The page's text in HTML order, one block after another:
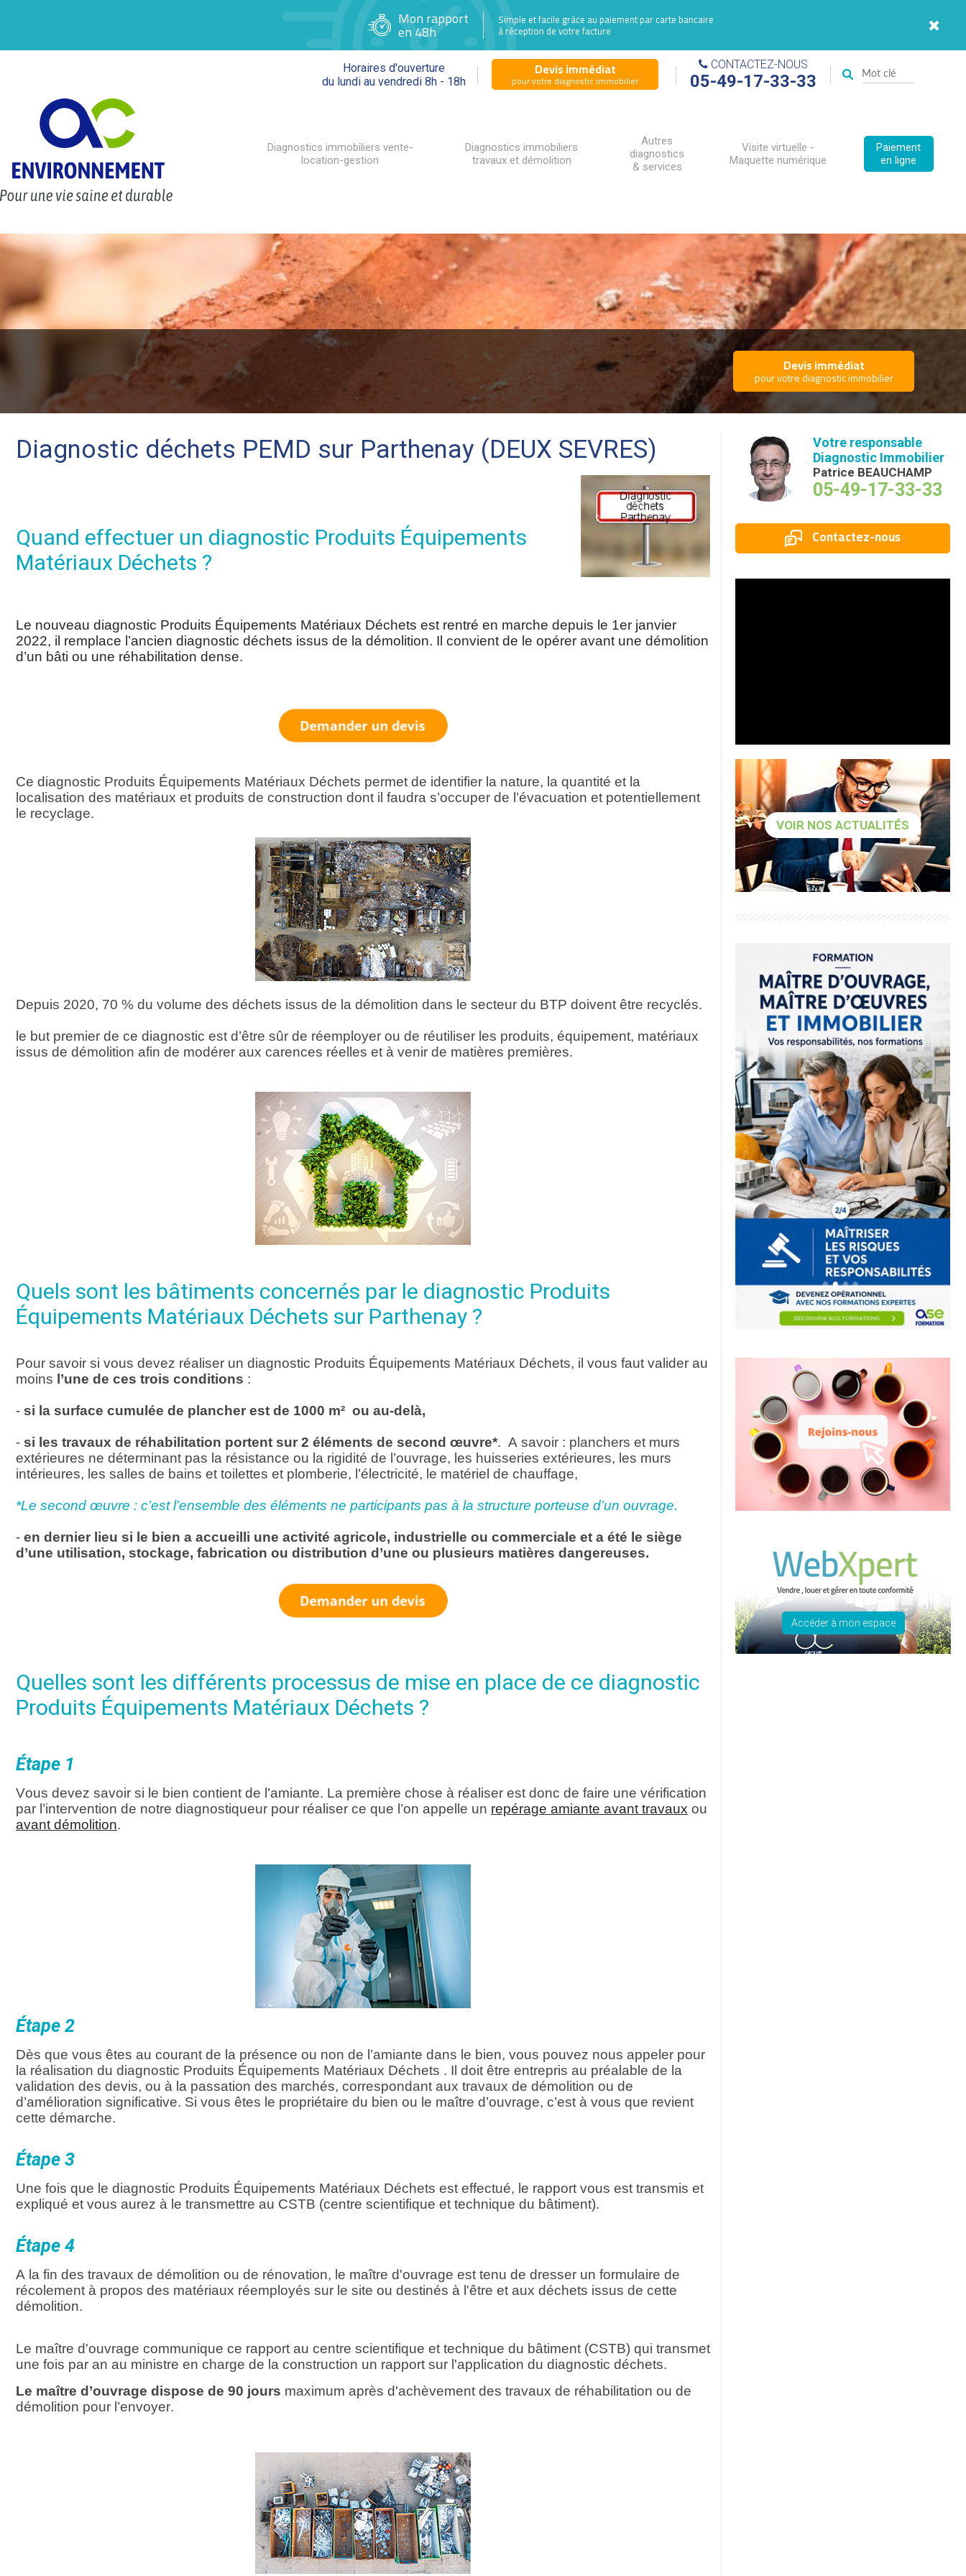
Mon rapport
en 48h
Simple et facile grâce au paiement par carte bancaire
à réception de votre facture
Horaires d'ouverture
du lundi au vendredi 8h - 18h
Devis immédiat
pour votre diagnostic immobilier
CONTACTEZ-NOUS
05-49-17-33-33
Diagnostics immobiliers vente-
location-gestion
Diagnostics immobiliers
travaux et démolition
Autres
diagnostics
& services
Visite virtuelle -
Maquette numérique
Paiement
en ligne
Devis immédiat
pour votre diagnostic immobilier
Diagnostic déchets PEMD sur Parthenay (DEUX SEVRES)
Quand effectuer un diagnostic Produits Équipements
Matériaux Déchets ?
Le nouveau diagnostic Produits Équipements Matériaux Déchets est rentré en marche depuis le 1er janvier
2022, il remplace l’ancien diagnostic déchets issus de la démolition. Il convient de le opérer avant une démolition
d’un bâti ou une réhabilitation dense.
Ce diagnostic Produits Équipements Matériaux Déchets permet de identifier la nature, la quantité et la
localisation des matériaux et produits de construction dont il faudra s’occuper de l’évacuation et potentiellement
le recyclage.
Depuis 2020, 70 % du volume des déchets issus de la démolition dans le secteur du BTP doivent être recyclés.
le but premier de ce diagnostic est d’être sûr de réemployer ou de réutiliser les produits, équipement, matériaux
issus de démolition afin de modérer aux carences réelles et à venir de matières premières.
Quels sont les bâtiments concernés par le diagnostic Produits
Équipements Matériaux Déchets sur Parthenay ?
Pour savoir si vous devez réaliser un diagnostic Produits Équipements Matériaux Déchets, il vous faut valider au
moins l’une de ces trois conditions :
- si la surface cumulée de plancher est de 1000 m² ou au-delà,
- si les travaux de réhabilitation portent sur 2 éléments de second œuvre*. A savoir : planchers et murs
extérieures ne déterminant pas la résistance ou la rigidité de l’ouvrage, les huisseries extérieures, les murs
intérieures, les salles de bains et toilettes et plomberie, l’électricité, le matériel de chauffage,
*Le second œuvre : c’est l’ensemble des éléments ne participants pas à la structure porteuse d’un ouvrage.
- en dernier lieu si le bien a accueilli une activité agricole, industrielle ou commerciale et a été le siège
d’une utilisation, stockage, fabrication ou distribution d’une ou plusieurs matières dangereuses.
Quelles sont les différents processus de mise en place de ce diagnostic
Produits Équipements Matériaux Déchets ?
Étape 1
Vous devez savoir si le bien contient de l’amiante. La première chose à réaliser est donc de faire une vérification
par l’intervention de notre diagnostiqueur pour réaliser ce que l’on appelle un repérage amiante avant travaux ou
avant démolition.
Étape 2
Dès que vous êtes au courant de la présence ou non de l’amiante dans le bien, vous pouvez nous appeler pour
la réalisation du diagnostic Produits Équipements Matériaux Déchets . Il doit être entrepris au préalable de la
validation des devis, ou à la passation des marchés, correspondant aux travaux de démolition ou de
d’amélioration significative. Si vous êtes le propriétaire du bien ou le maître d’ouvrage, c’est à vous que revient
cette démarche.
Étape 3
Une fois que le diagnostic Produits Équipements Matériaux Déchets est effectué, le rapport vous est transmis et
expliqué et vous aurez à le transmettre au CSTB (centre scientifique et technique du bâtiment).
Étape 4
A la fin des travaux de démolition ou de rénovation, le maître d'ouvrage est tenu de dresser un formulaire de
récolement à propos des matériaux réemployés sur le site ou destinés à l'être et aux déchets issus de cette
démolition.
Le maître d'ouvrage communique ce rapport au centre scientifique et technique du bâtiment (CSTB) qui transmet
une fois par an au ministre en charge de la construction un rapport sur l'application du diagnostic déchets.
Le maître d’ouvrage dispose de 90 jours maximum après d'achèvement des travaux de réhabilitation ou de
démolition pour l’envoyer.
Votre responsable
Diagnostic Immobilier
Patrice BEAUCHAMP
05-49-17-33-33
Contactez-nous
VOIR NOS ACTUALITÉS
Accéder à mon espace